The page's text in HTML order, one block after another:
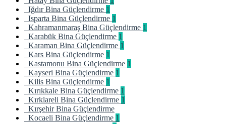
Iğdır Bina Güçlendirme 1
Isparta Bina Güçlendirme 1
Kahramanmaraş Bina Güçlendirme 1
Karabük Bina Güçlendirme 1
Karaman Bina Güçlendirme 1
Kars Bina Güçlendirme 1
Kastamonu Bina Güçlendirme 1
Kayseri Bina Güçlendirme 1
Kilis Bina Güçlendirme 1
Kırıkkale Bina Güçlendirme 1
Kırklareli Bina Güçlendirme 1
Kırşehir Bina Güçlendirme
Kocaeli Bina Güçlendirme 1